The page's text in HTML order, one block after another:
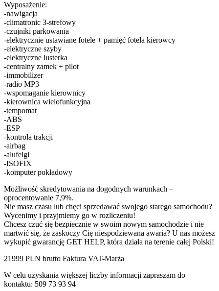
Wyposażenie:
-nawigacja
-climatronic 3-strefowy
-czujniki parkowania
-elektrycznie ustawiane fotele + pamięć fotela kierowcy
-elektryczne szyby
-elektryczne lusterka
-centralny zamek + pilot
-immobilizer
-radio MP3
-wspomaganie kierownicy
-kierownica wielofunkcyjna
-tempomat
-ABS
-ESP
-kontrola trakcji
-airbag
-alufelgi
-ISOFIX
-komputer pokładowy
Możliwość skredytowania na dogodnych warunkach –
oprocentowanie 7,9%.
Nie masz czasu lub chęci sprzedawać swojego starego samochodu?
Wycenimy i przyjmiemy go w rozliczeniu!
Chcesz czuć się bezpiecznie w swoim nowym samochodzie i nie
martwić się, że zaskoczy Cię niespodziewana awaria? U nas możesz
wykupić gwarancję GET HELP, która działa na terenie całej Polski!
21999 PLN brutto Faktura VAT-Marża
W celu uzyskania większej liczby informacji zapraszam do
kontaktu: 509 73 93 94